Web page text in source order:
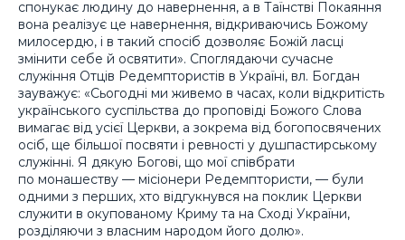
спонукає людину до навернення, а в Таїнстві Покаяння
вона реалізує це навернення, відкриваючись Божому
милосердю, і в такий спосіб дозволяє Божій ласці
змінити себе й освятити». Споглядаючи сучасне
служіння Отців Редемптористів в Україні, вл. Богдан
зауважує: «Сьогодні ми живемо в часах, коли відкритість
українського суспільства до проповіді Божого Слова
вимагає від усієї Церкви, а зокрема від богопосвячених
осіб, ще більшої посвяти і ревності у душпастирському
служінні. Я дякую Богові, що мої співбрати
по монашеству — місіонери Редемптористи, — були
одними з перших, хто відгукнувся на поклик Церкви
служити в окупованому Криму та на Сході України,
розділяючи з власним народом його долю».